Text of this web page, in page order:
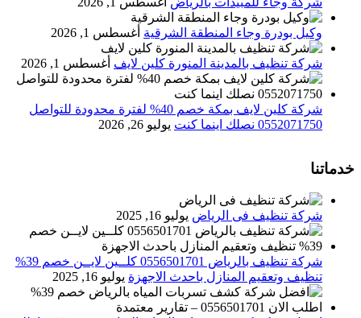
وكيل بودرة وجاء المنطقة الشرقية أغسطس 1, 2026
شركة تنظيف بالمدينة المنورة كلين لايف أغسطس 1, 2026
شركة كلين لايف بمكة خصم 40% لفترة محدودة للتواصل
0552071750 نصلك اينما كنت
يوليو 26, 2026
خدماتنا
شركة تنظيف فى الرياض يوليو 16, 2025
شركة تنظيف بالرياض 0556501701 كلــين لايــن خصم 39%
تنظيف وتعقيم المنازل باحدث الاجهزة يوليو 16, 2025